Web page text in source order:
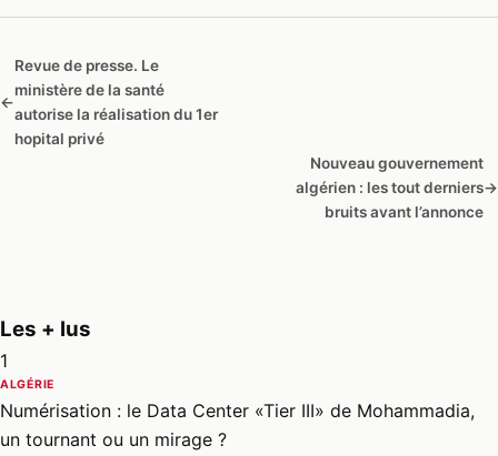
←
Revue de presse. Le
ministère de la santé
autorise la réalisation du 1er
hopital privé
Nouveau gouvernement
algérien : les tout derniers
bruits avant l’annonce
→
Les + lus
1
ALGÉRIE
Numérisation : le Data Center «Tier III» de Mohammadia,
un tournant ou un mirage ?